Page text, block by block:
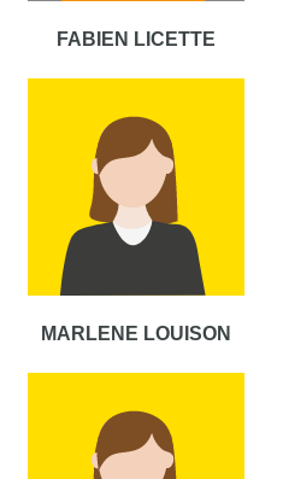
FABIEN LICETTE
MARLENE LOUISON